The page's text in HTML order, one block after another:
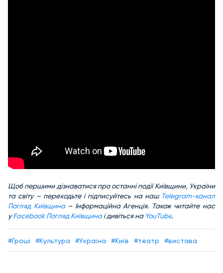
Щоб першими дізнаватися про останні події Київщини, України
та світу – переходьте і підписуйтесь на наш Telegram-канал
Погляд Київщина– Інформаційна Агенція. Також читайте нас
уFacebook Погляд Київщина і дивіться на YouTube.
#Гроші #Культура #Україна #Київ #театр #вистава